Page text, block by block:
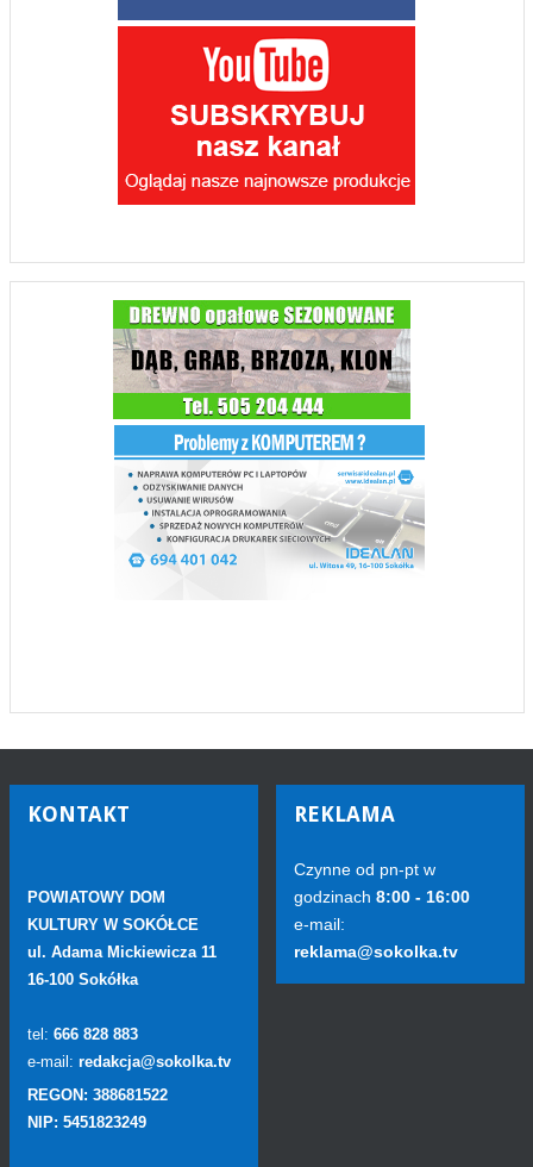
KONTAKT
POWIATOWY DOM
KULTURY W SOKÓŁCE
ul. Adama Mickiewicza 11
16-100 Sokółka
tel: 666 828 883
e-mail: redakcja@sokolka.tv
REGON: 388681522
NIP: 5451823249
REKLAMA
Czynne od pn-pt w
godzinach 8:00 - 16:00
e-mail:
reklama@sokolka.tv